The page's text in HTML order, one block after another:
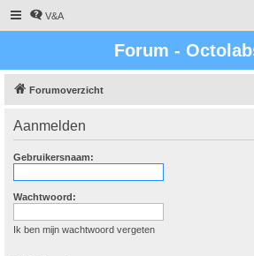
V&A
Forum -
Forumoverzicht
Aanmelden
Gebruikersnaam:
Wachtwoord:
Ik ben mijn wachtwoord vergeten